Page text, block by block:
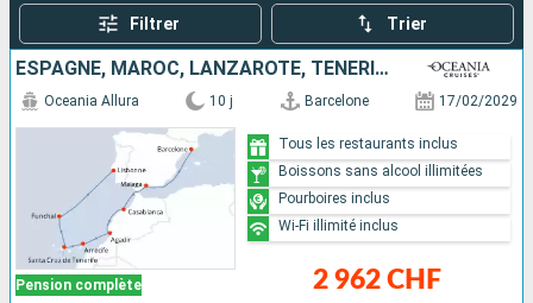
Filtrer Trier
ESPAGNE, MAROC, LANZAROTE, TENERIFE, PORTUGAL
Pension complète
Oceania Allura 10 j Barcelone 17/02/2029
2 962 CHF
Tous les restaurants inclus
Boissons sans alcool illimitées
Pourboires inclus
Wi-Fi illimité inclus